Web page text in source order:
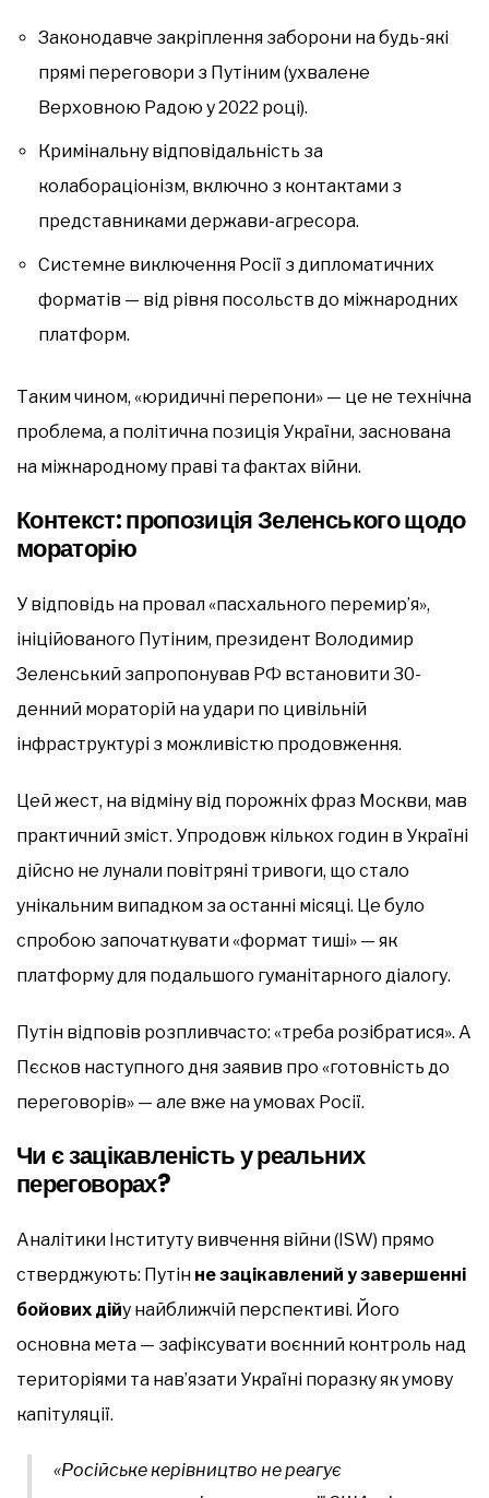
Законодавче закріплення заборони на будь-які
прямі переговори з Путіним (ухвалене
Верховною Радою у 2022 році).
Кримінальну відповідальність за
колабораціонізм, включно з контактами з
представниками держави-агресора.
Системне виключення Росії з дипломатичних
форматів — від рівня посольств до міжнародних
платформ.
Таким чином, «юридичні перепони» — це не технічна
проблема, а політична позиція України, заснована
на міжнародному праві та фактах війни.
Контекст: пропозиція Зеленського щодо
мораторію
У відповідь на провал «пасхального перемир’я»,
ініційованого Путіним, президент Володимир
Зеленський запропонував РФ встановити 30-
денний мораторій на удари по цивільній
інфраструктурі з можливістю продовження.
Цей жест, на відміну від порожніх фраз Москви, мав
практичний зміст. Упродовж кількох годин в Україні
дійсно не лунали повітряні тривоги, що стало
унікальним випадком за останні місяці. Це було
спробою започаткувати «формат тиші» — як
платформу для подальшого гуманітарного діалогу.
Путін відповів розпливчасто: «треба розібратися». А
Пєсков наступного дня заявив про «готовність до
переговорів» — але вже на умовах Росії.
Чи є зацікавленість у реальних
переговорах?
Аналітики Інституту вивчення війни (ISW) прямо
стверджують: Путін не зацікавлений у завершенні
бойових дійу найближчій перспективі. Його
основна мета — зафіксувати воєнний контроль над
територіями та нав’язати Україні поразку як умову
капітуляції.
«Російське керівництво не реагує